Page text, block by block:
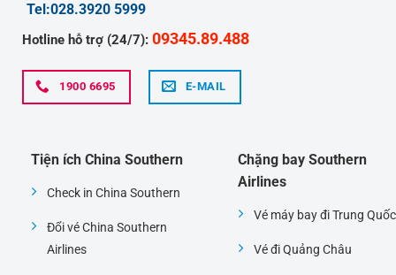
Tel:028.3920 5999
Hotline hỗ trợ (24/7): 09345.89.488
1900 6695 E-MAIL
Tiện ích China Southern
Check in China Southern
Đổi vé China Southern
Airlines
Chặng bay Southern
Airlines
Vé máy bay đi Trung Quốc
Vé đi Quảng Châu